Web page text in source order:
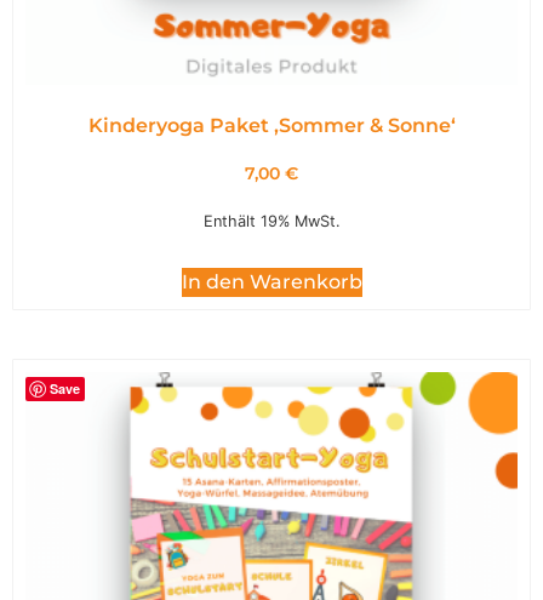
Kinderyoga Paket ,Sommer & Sonne‘
7,00 €
Enthält 19% MwSt.
In den Warenkorb
Save